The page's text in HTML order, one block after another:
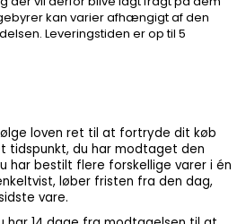
kan varier afhængigt af den
Leveringstiden er op til 5
loven ret til at fortryde dit køb
tidspunkt, du har modtaget den
har bestilt flere forskellige varer i én
løber fristen fra den dag,
vare.